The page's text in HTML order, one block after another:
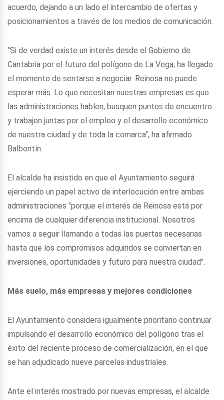
acuerdo, dejando a un lado el intercambio de ofertas y
posicionamientos a través de los medios de comunicación.
"Si de verdad existe un interés desde el Gobierno de
Cantabria por el futuro del polígono de La Vega, ha llegado
el momento de sentarse a negociar. Reinosa no puede
esperar más. Lo que necesitan nuestras empresas es que
las administraciones hablen, busquen puntos de encuentro
y trabajen juntas por el empleo y el desarrollo económico
de nuestra ciudad y de toda la comarca", ha afirmado
Balbontín.
El alcalde ha insistido en que el Ayuntamiento seguirá
ejerciendo un papel activo de interlocución entre ambas
administraciones "porque el interés de Reinosa está por
encima de cualquier diferencia institucional. Nosotros
vamos a seguir llamando a todas las puertas necesarias
hasta que los compromisos adquiridos se conviertan en
inversiones, oportunidades y futuro para nuestra ciudad".
Más suelo, más empresas y mejores condiciones
El Ayuntamiento considera igualmente prioritario continuar
impulsando el desarrollo económico del polígono tras el
éxito del reciente proceso de comercialización, en el que
se han adjudicado nueve parcelas industriales.
Ante el interés mostrado por nuevas empresas, el alcalde